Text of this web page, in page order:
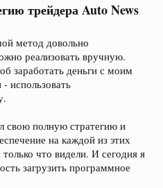
трейдера Auto News
метод довольно
реализовать вручную.
заработать деньги с моим
использовать
свою полную стратегию и
на каждой из этих
что видели. И сегодня я
загрузить программное